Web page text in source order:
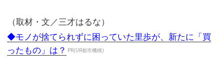
（取材・文／三才はるな）
◆モノが捨てられずに困っていた里歩が、新たに「買
ったもの」は？
PR(UR都市機構)